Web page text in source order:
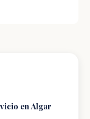
en Algar